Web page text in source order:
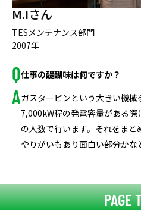
M.Iさん
TESメンテナンス部門
2007年
仕事の醍醐味は何ですか？
ガスタービンという大きい機
7,000kW程の発電容量がある
の人数で行います。それをまと
やりがいもあり面白い部分かな
PAGE